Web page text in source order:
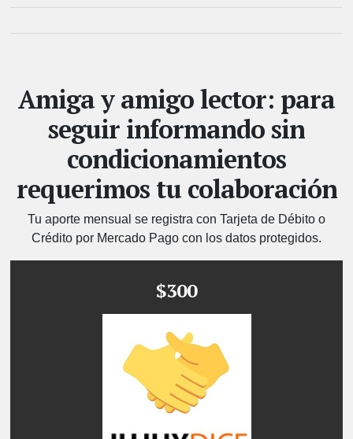
Amiga y amigo lector: para
seguir informando sin
condicionamientos
requerimos tu colaboración
Tu aporte mensual se registra con Tarjeta de Débito o
Crédito por Mercado Pago con los datos protegidos.
$300